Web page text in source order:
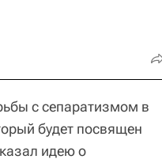
с сепаратизмом в
будет посвящен
идею о